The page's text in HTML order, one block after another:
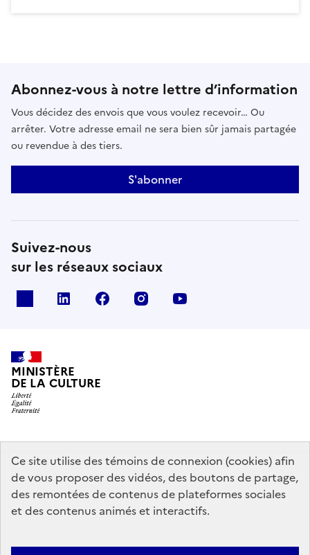
Ce site utilise des témoins de connexion (cookies) afin
de vous proposer des vidéos, des boutons de partage,
des remontées de contenus de plateformes sociales
et des contenus animés et interactifs.
Abonnez-vous à notre lettre d’information
Vous décidez des envois que vous voulez recevoir… Ou
arrêter. Votre adresse email ne sera bien sûr jamais partagée
ou revendue à des tiers.
S'abonner
Suivez-nous
sur les réseaux sociaux
linkedin facebook instagram
MINISTÈRE
DE LA CULTURE
data.gouv.fr legifrance.gouv.fr
info.gouv.fr
service-public.gouv.fr
Mentions légales Accessibilité : partiellement conforme Politique